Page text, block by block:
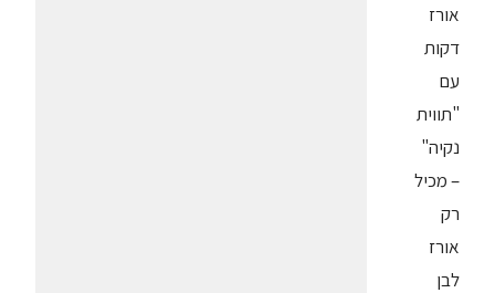
אורז
דקות
עם
"תווית
נקיה"
– מכיל
רק
אורז
לבן